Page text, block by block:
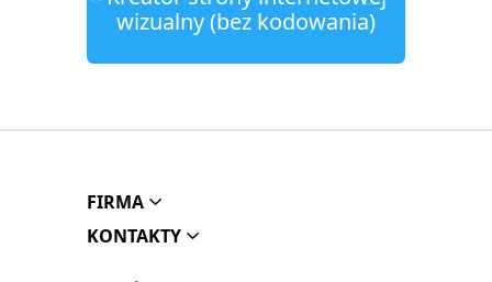
wizualny (bez kodowania)
FIRMA
KONTAKTY